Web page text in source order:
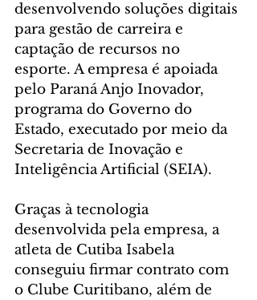
desenvolvendo soluções digitais
para gestão de carreira e
captação de recursos no
esporte. A empresa é apoiada
pelo Paraná Anjo Inovador,
programa do Governo do
Estado, executado por meio da
Secretaria de Inovação e
Inteligência Artificial (SEIA).
Graças à tecnologia
desenvolvida pela empresa, a
atleta de Cutiba Isabela
conseguiu firmar contrato com
o Clube Curitibano, além de